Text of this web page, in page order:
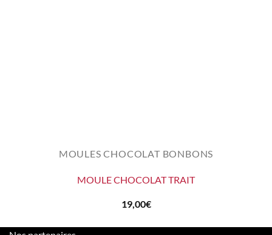
MOULES CHOCOLAT BONBONS
MOULE CHOCOLAT TRAIT
19,00€